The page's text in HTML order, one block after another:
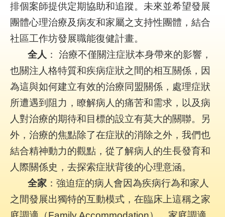
情
系
統
信
箱
ENGLISH
宣
導
使
用
ODF
放
文
排個案師提供定期協助和追蹤。未來並希望發展
團體心理治療及病友和家屬之支持性團體，結合
社區工作坊發展職能復健計畫。
全人 ： 治療不僅關注症狀本身帶來的影響，
也關注人格特質和疾病症狀之間的相互關係，因
為這與如何建立有效的治療同盟關係，處理症狀
所遭遇到阻力，瞭解病人的痛苦和需求，以及病
人對治療的期待和目標的設立有莫大的關聯。另
外，治療的焦點除了在症狀的消除之外，我們也
結合精神動力的觀點，從了解病人的生長發育和
人際關係史，去探索症狀背後的心理意涵。
全家 ：強迫症的病人會因為疾病行為和家人
之間發展出獨特的互動模式，在臨床上這稱之家